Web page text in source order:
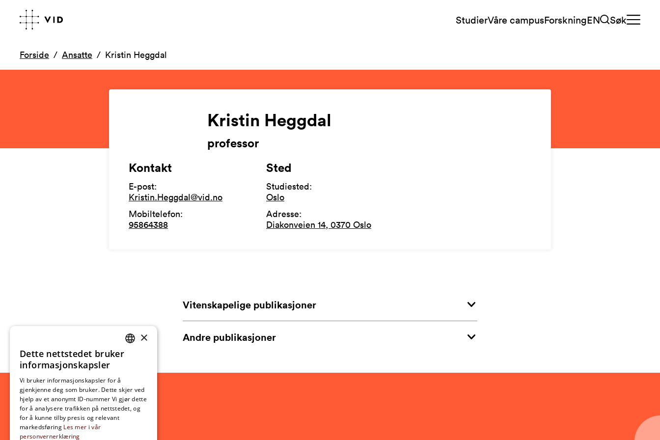
StudierVåre campusForskningEN Søk
Forside Ansatte Kristin Heggdal
Kristin Heggdal
professor
Kontakt
E-post:
Kristin.Heggdal@vid.no
Mobiltelefon:
95864388
Sted
Studiested:
Oslo
Adresse:
Diakonveien 14, 0370 Oslo
Vitenskapelige publikasjoner
Andre publikasjoner
NORWEGIAN
×
Dette nettstedet bruker
informasjonskapsler
Vi bruker informasjonskapsler for å
gjenkjenne deg som bruker. Dette skjer ved
hjelp av et anonymt ID-nummer Vi gjør dette
for å analysere trafikken på nettstedet, og
for å kunne tilby presis og relevant
markedsføring Les mer i vår
personvernerklæring